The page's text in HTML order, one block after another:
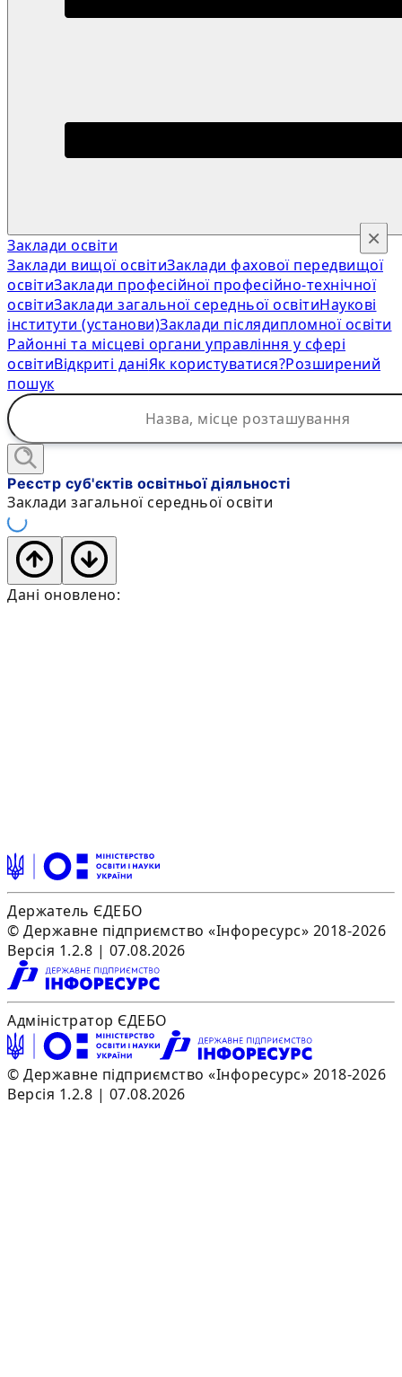
Заклади освіти
Заклади вищої освітиЗаклади фахової передвищої
освітиЗаклади професійної професійно-технічної
освітиЗаклади загальної середньої освітиНаукові
інститути (установи)Заклади післядипломної освіти
Районні та місцеві органи управління у сфері
освітиВідкриті даніЯк користуватися?Розширений
пошук
×
Реєстр суб'єктів освітньої діяльності
Заклади загальної середньої освіти
Дані оновлено:
Держатель ЄДЕБО
© Державне підприємство «Інфоресурс» 2018-2026
Версія 1.2.8 | 07.08.2026
Адміністратор ЄДЕБО
© Державне підприємство «Інфоресурс» 2018-2026
Версія 1.2.8 | 07.08.2026